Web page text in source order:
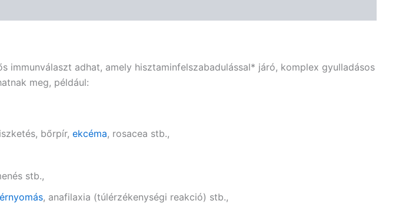
adhat, amely hisztaminfelszabadulással* járó, komplex gyulladásos
meg, például:
bőrpír, ekcéma, rosacea stb.,
stb.,
, anafilaxia (túlérzékenységi reakció) stb.,